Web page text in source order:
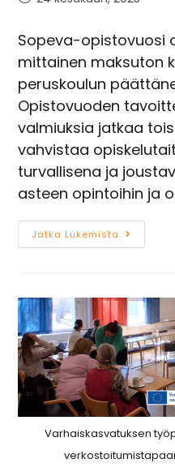
Sopeva-opistovuosi
mittainen maksuton
peruskoulun
Opistovuoden
valmiuksia jatkaa
vahvistaa
turvallisena ja
asteen opintoihin ja
Jatka Lukemista
Varhaiskasvatuksen